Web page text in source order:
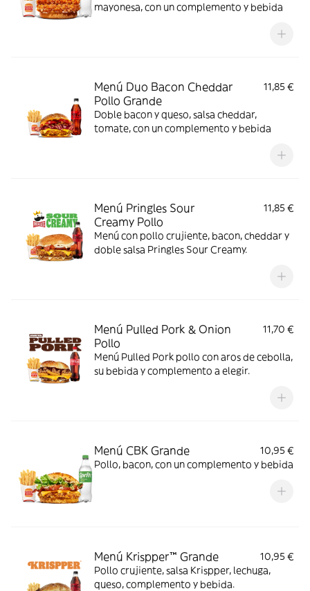
mayonesa, con un complemento y bebida
Menú Duo Bacon Cheddar
Pollo Grande
11,85 €
Doble bacon y queso, salsa cheddar,
tomate, con un complemento y bebida
Menú Pringles Sour
Creamy Pollo
11,85 €
Menú con pollo crujiente, bacon, cheddar y
doble salsa Pringles Sour Creamy.
Menú Pulled Pork & Onion
Pollo
11,70 €
Menú Pulled Pork pollo con aros de cebolla,
su bebida y complemento a elegir.
Menú CBK Grande
10,95 €
Pollo, bacon, con un complemento y bebida
Menú Krispper™ Grande
10,95 €
Pollo crujiente, salsa Krispper, lechuga,
queso, complemento y bebida.